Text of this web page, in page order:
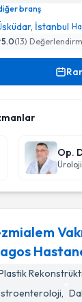
Hastanesi
branş
, İstanbul
5.0(13)
Üroloji
Üniversitesi
,